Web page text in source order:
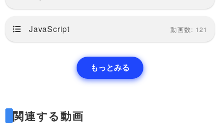
JavaScript 動画数: 121
もっとみる
関連する動画